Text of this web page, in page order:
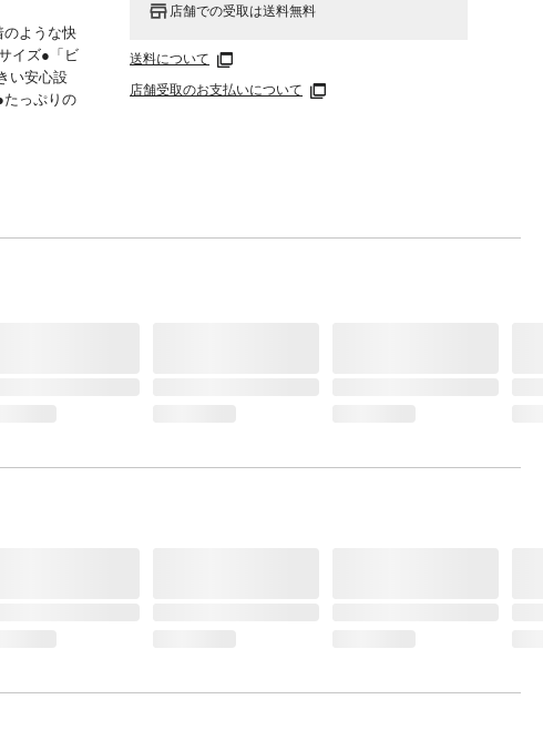
店舗での受取は送料無料
送料について
店舗受取のお支払いについて
のような快
イズ●「ビ
い安心設
たっぷりの